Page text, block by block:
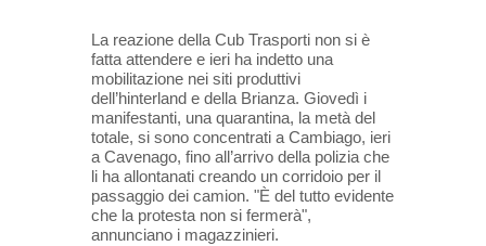
La reazione della Cub Trasporti non si è
fatta attendere e ieri ha indetto una
mobilitazione nei siti produttivi
dell’hinterland e della Brianza. Giovedì i
manifestanti, una quarantina, la metà del
totale, si sono concentrati a Cambiago, ieri
a Cavenago, fino all’arrivo della polizia che
li ha allontanati creando un corridoio per il
passaggio dei camion. "È del tutto evidente
che la protesta non si fermerà",
annunciano i magazzinieri.